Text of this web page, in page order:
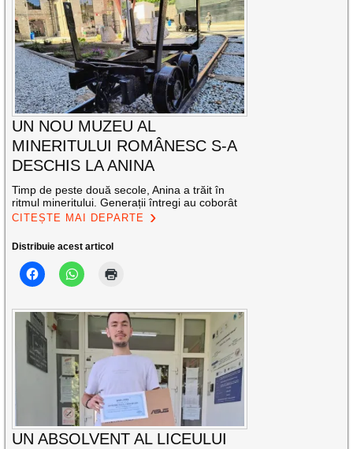
UN NOU MUZEU AL
MINERITULUI ROMÂNESC S-A
DESCHIS LA ANINA
Timp de peste două secole, Anina a trăit în
ritmul mineritului. Generații întregi au coborât
CITEȘTE MAI DEPARTE
Distribuie acest articol
UN ABSOLVENT AL LICEULUI